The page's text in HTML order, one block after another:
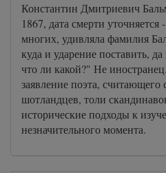
Константин Дмитриевич
1867, дата смерти
многих, удивляла фамилия
куда и ударение поставить,
что ли какой?" Не
заявление поэта, считающего
шотландцев, толи
исторические подходы к
незначительного момента.